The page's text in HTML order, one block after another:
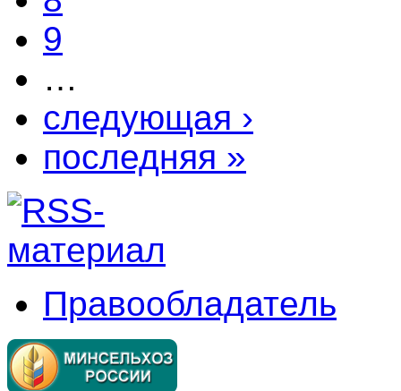
9
…
следующая ›
последняя »
Правообладатель